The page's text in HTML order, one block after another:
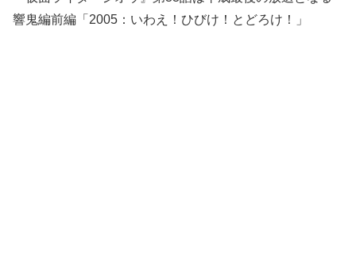
響鬼編前編「2005：いわえ！ひびけ！とどろけ！」